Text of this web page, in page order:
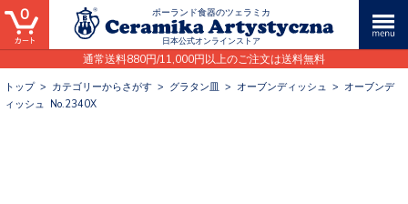
ポーランド食器のツェラミカ
日本公式オンラインストア
通常送料880円/11,000円以上のご注文は送料無料
0
トップ> カテゴリーからさがす > グラタン皿 > オーブンディッシュ > オーブンデ
ィッシュ No.2340X